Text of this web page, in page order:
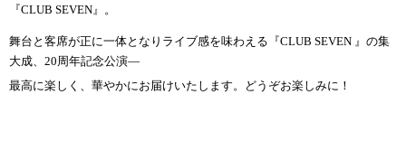
『CLUB SEVEN』。
舞台と客席が正に一体となりライブ感を味わえる『CLUB SEVEN 』の集
大成、20周年記念公演―
最高に楽しく、華やかにお届けいたします。どうぞお楽しみに！